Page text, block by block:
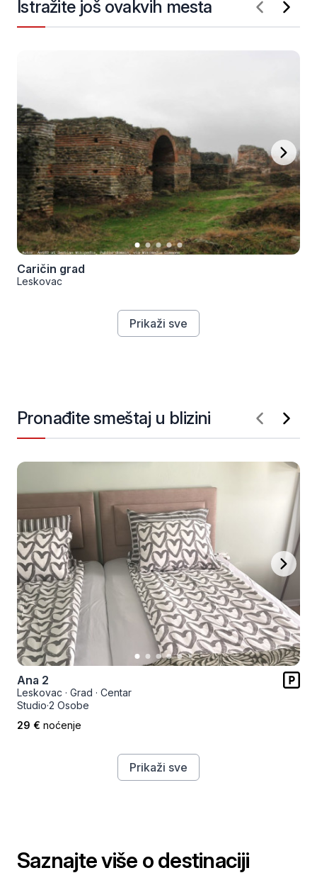
Istražite još ovakvih mesta
Caričin grad
Leskovac
Prikaži sve
Pronađite smeštaj u blizini
Ana 2
Leskovac · Grad · Centar
Studio·2 Osobe
29 € noćenje
Prikaži sve
Saznajte više o destinaciji